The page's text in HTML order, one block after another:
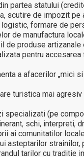
partea statului
scutire de impozit pe
formare de
de manufactura
de produse artizanale
pentru accesarea
a afacerilor „mici
turistica mai agresiv
specializati (pe
schi, interpreti,
ai comunitatilor
asteptarilor strainilor,
tarilor cu traditie